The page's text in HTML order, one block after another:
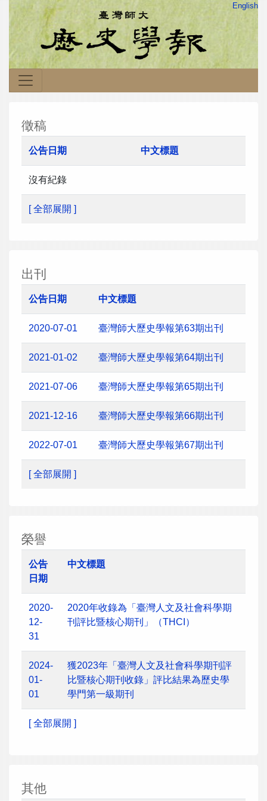
English
徵稿
公告日期 中文標題
沒有紀錄
[ 全部展開 ]
出刊
公告日期 中文標題
2020-07-01 臺灣師大歷史學報第63期出刊
2021-01-02 臺灣師大歷史學報第64期出刊
2021-07-06 臺灣師大歷史學報第65期出刊
2021-12-16 臺灣師大歷史學報第66期出刊
2022-07-01 臺灣師大歷史學報第67期出刊
[ 全部展開 ]
榮譽
公告
日期
中文標題
2020-
12-
31
2020年收錄為「臺灣人文及社會科學期
刊評比暨核心期刊」（THCI）
2024-
01-
01
獲2023年「臺灣人文及社會科學期刊評
比暨核心期刊收錄」評比結果為歷史學
學門第一級期刊
[ 全部展開 ]
其他